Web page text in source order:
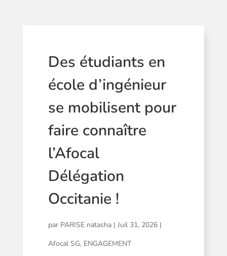
Des étudiants en
école d’ingénieur
se mobilisent pour
faire connaître
l’Afocal
Délégation
Occitanie !
par PARISE natasha| Juil 31, 2026|
Afocal SG, ENGAGEMENT